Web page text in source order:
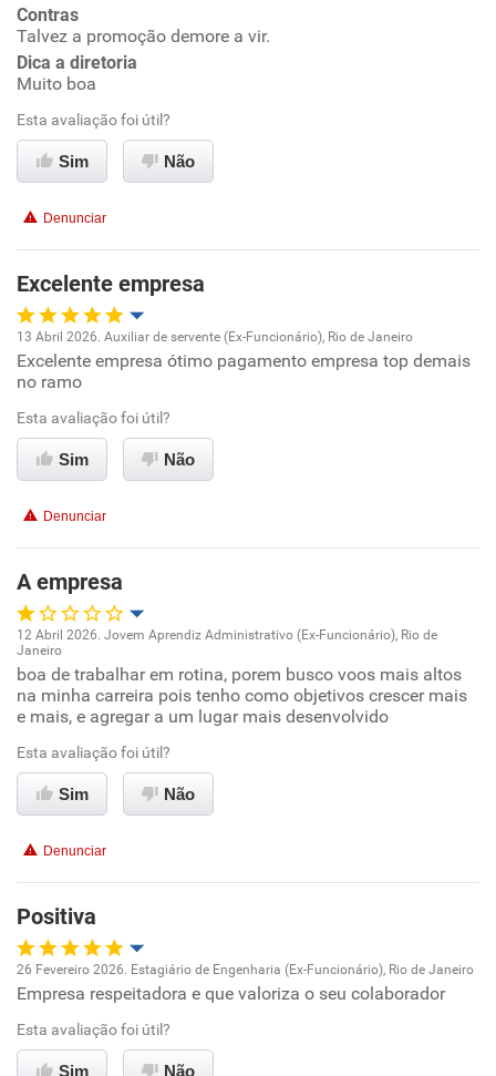
Conciliação com a vida familiar
Benefícios
Recomenda esta empresa
Recomenda a diretoria
Contras
Talvez a promoção demore a vir.
Dica a diretoria
Muito boa
Esta avaliação foi útil?
Sim Não
Denunciar
Excelente empresa
Oportunidade de promoção
Ambiente de trabalho
Conciliação com a vida familiar
Recomenda esta empresa
Recomenda a diretoria
13 Abril 2026. Auxiliar de servente (Ex-Funcionário), Rio de Janeiro
Excelente empresa ótimo pagamento empresa top demais
no ramo
Esta avaliação foi útil?
Sim Não
Denunciar
A empresa
Oportunidade de promoção
Ambiente de trabalho
Conciliação com a vida familiar
Recomenda esta empresa
12 Abril 2026. Jovem Aprendiz Administrativo (Ex-Funcionário), Rio de
Janeiro
boa de trabalhar em rotina, porem busco voos mais altos
na minha carreira pois tenho como objetivos crescer mais
e mais, e agregar a um lugar mais desenvolvido
Esta avaliação foi útil?
Sim Não
Denunciar
Positiva
Oportunidade de promoção
Ambiente de trabalho
26 Fevereiro 2026. Estagiário de Engenharia (Ex-Funcionário), Rio de Janeiro
Empresa respeitadora e que valoriza o seu colaborador
Esta avaliação foi útil?
Sim Não